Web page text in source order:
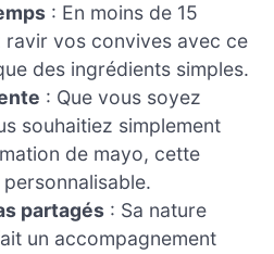
: En moins de 15
ravir vos convives avec ce
des ingrédients simples.
: Que vous soyez
souhaitiez simplement
de mayo, cette
partagés : Sa nature
un accompagnement